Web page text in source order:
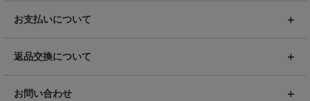
お支払いについて
返品交換について
お問い合わせ